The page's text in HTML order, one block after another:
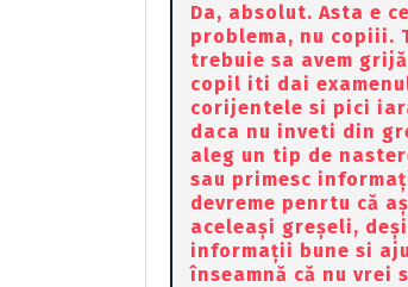
Da, absolut. Asta e
problema, nu copiii.
trebuie sa avem
copil iti dai
corijentele si pici
daca nu inveti din
aleg un tip de
sau primesc
devreme penrtu că
aceleași greșeli,
informații bune si
înseamnă că nu vrei